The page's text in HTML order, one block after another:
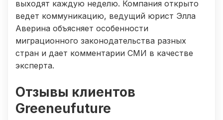
выходят каждую неделю. Компания открыто
ведет коммуникацию, ведущий юрист Элла
Аверина объясняет особенности
миграционного законодательства разных
стран и дает комментарии СМИ в качестве
эксперта.
Отзывы клиентов
Greeneufuture